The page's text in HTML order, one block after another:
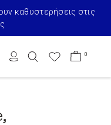
καθυστερήσεις στις
0